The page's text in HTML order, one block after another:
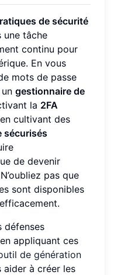
de sécurité
une tâche
continu pour
En vous
mots de passe
gestionnaire de
la 2FA
cultivant des
sécurisés
de devenir
pas que
sont disponibles
défenses
appliquant ces
de génération
aider à créer les